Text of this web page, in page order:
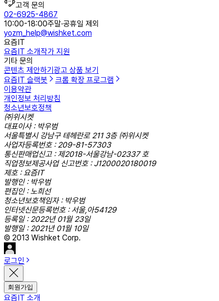
고객 문의
02-6925-4867
10:00-18:00주말·공휴일 제외
yozm_help@wishket.com
요즘IT
요즘IT 소개작가 지원
기타 문의
콘텐츠 제안하기 광고 상품 보기
요즘IT 슬랙봇
크롬 확장 프로그램
이용약관
개인정보 처리방침
청소년보호정책
㈜위시켓
대표이사 : 박우범
서울특별시 강남구 테헤란로 211 3층 ㈜위시켓
사업자등록번호 : 209-81-57303
통신판매업신고 : 제2018-서울강남-02337 호
직업정보제공사업 신고번호 : J1200020180019
제호 : 요즘IT
발행인 : 박우범
편집인 : 노희선
청소년보호책임자 : 박우범
인터넷신문등록번호 : 서울,아54129
등록일 : 2022년 01월 23일
발행일 : 2021년 01월 10일
© 2013 Wishket Corp.
로그인
회원가입
요즘IT 소개